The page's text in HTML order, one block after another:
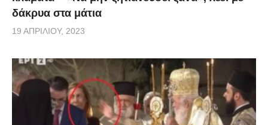
δάκρυα στα μάτια
19 ΑΠΡΙΛΊΟΥ, 2023